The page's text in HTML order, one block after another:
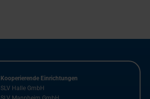
Kooperierende Einrichtungen
SLV Halle GmbH